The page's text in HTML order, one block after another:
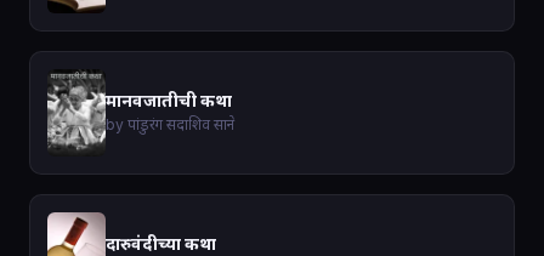
मानवजातीची कथा
by पांडुरंग सदाशिव साने
दारुवंदीच्या कथा